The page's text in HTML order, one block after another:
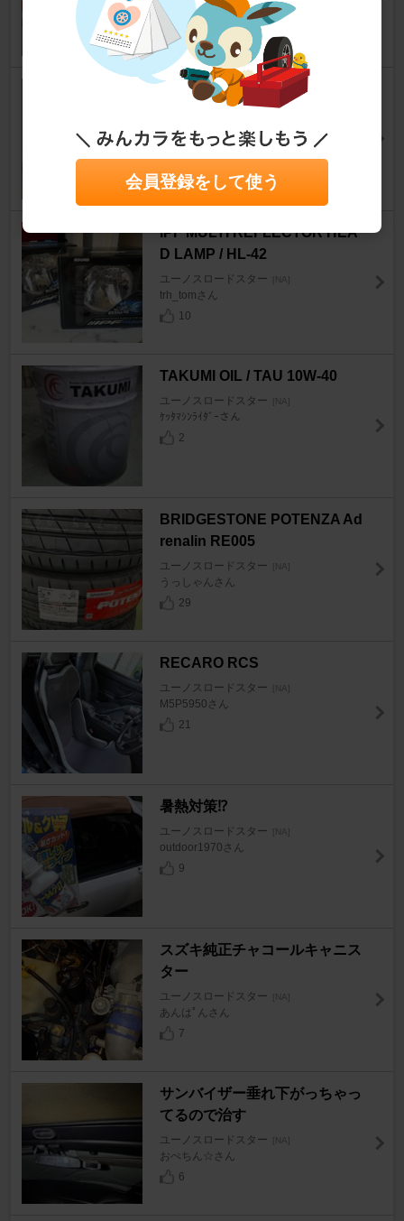
ますたぁ77さん
48
不明 台車（折りたたみ式）
ようすけくんさん
0
IPF MULTI REFLECTOR HEA
D LAMP / HL-42
ユーノスロードスター [NA]
trh_tomさん
10
TAKUMI OIL / TAU 10W-40
ユーノスロードスター [NA]
ｹｯﾀﾏｼﾝﾗｲﾀﾞｰさん
2
BRIDGESTONE POTENZA Ad
renalin RE005
ユーノスロードスター [NA]
うっしゃんさん
29
RECARO RCS
ユーノスロードスター [NA]
M5P5950さん
21
暑熱対策⁉️
ユーノスロードスター [NA]
outdoor1970さん
9
スズキ純正チャコールキャニス
ター
ユーノスロードスター [NA]
あんはﾟんさん
7
サンバイザー垂れ下がっちゃっ
てるので治す
ユーノスロードスター [NA]
おぺちん☆さん
6
会員登録をして使う